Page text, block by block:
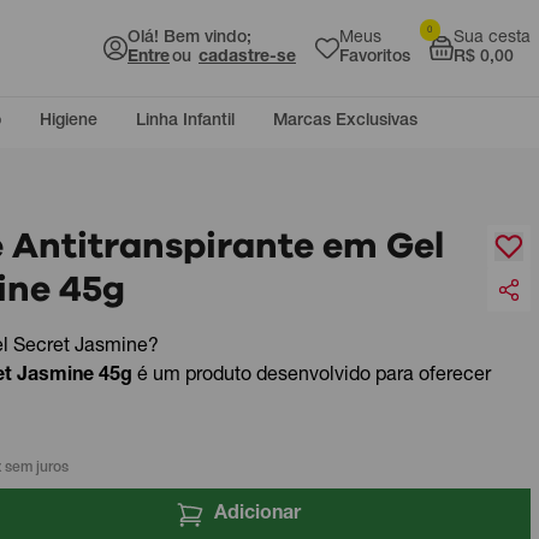
Olá! Bem vindo;
Entreou cadastre-se
Meus
Favoritos
Sua cesta
R$ 0,00
0
Higiene Linha Infantil Marcas Exclusivas
Antitranspirante em Gel
45g
Secret Jasmine?
Jasmine 45g é um produto desenvolvido para oferecer
sem juros
Adicionar